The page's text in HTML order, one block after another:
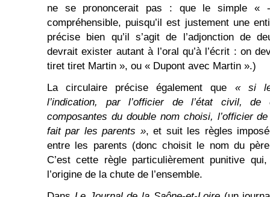
ne se prononcerait pas : que le simple
compréhensible, puisqu’il est justement une
précise bien qu’il s’agit de l’adjonction de
devrait exister autant à l’oral qu’à l’écrit : on
tiret tiret Martin », ou « Dupont avec Martin ».)
La circulaire précise également que « si
l’indication, par l’officier de l’état civil,
composantes du double nom choisi, l’officier
fait par les parents », et suit les règles
entre les parents (donc choisit le nom du
C’est cette règle particulièrement punitive
l’origine de la chute de l’ensemble.